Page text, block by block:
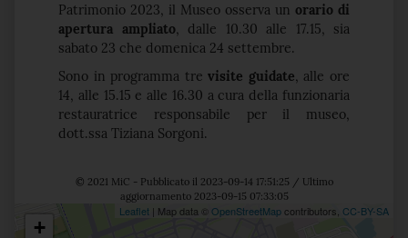
Patrimonio 2023, il Museo osserva un orario di
apertura ampliato, dalle 10.30 alle 17.15, sia
sabato 23 che domenica 24 settembre.
Sono in programma trevisite guidate, alle ore
14, alle 15.15 e alle 16.30 a cura della funzionaria
restauratrice responsabile per il museo,
dott.ssa Tiziana Sorgoni.
© 2021 MiC - Pubblicato il 2023-09-14 17:51:25 / Ultimo
aggiornamento 2023-09-15 07:33:05
+
Leaflet | Map data © OpenStreetMapcontributors, CC-BY-SA